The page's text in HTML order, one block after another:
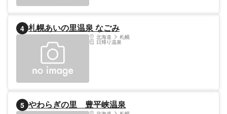
4 札幌あいの里温泉 なごみ
北海道 札幌
日帰り温泉
5 やわらぎの里 豊平峡温泉